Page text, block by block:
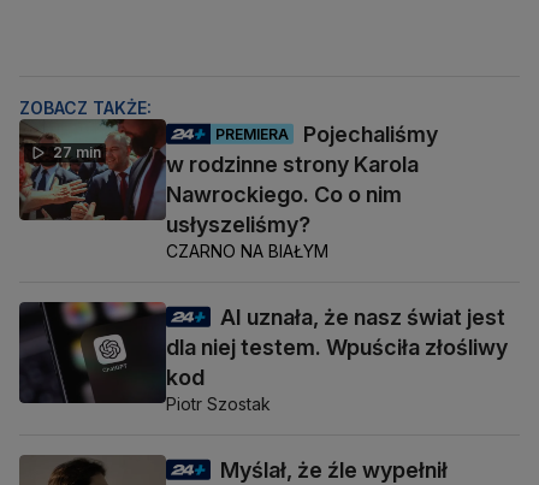
ZOBACZ TAKŻE:
27 min
PREMIERA
Pojechaliśmy
w rodzinne strony Karola
Nawrockiego. Co o nim
usłyszeliśmy?
CZARNO NA BIAŁYM
AI uznała, że nasz świat jest
dla niej testem. Wpuściła złośliwy
kod
Piotr Szostak
Myślał, że źle wypełnił